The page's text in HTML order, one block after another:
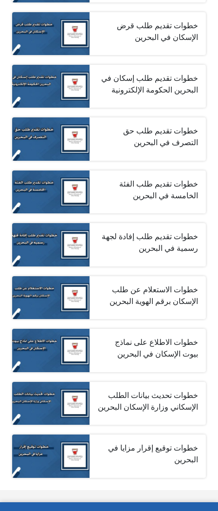
خطوات تقديم طلب قرض
الإسكان في البحرين
خطوات تقديم طلب إسكان في
البحرين الحكومة الإلكترونية
خطوات تقديم طلب حق
التصرف في البحرين
خطوات تقديم طلب الفئة
الخامسة في البحرين
خطوات تقديم طلب إفادة لجهة
رسمية في البحرين
خطوات الاستعلام عن طلب
الإسكان برقم الهوية البحرين
خطوات الاطلاع على نماذج
بيوت الإسكان في البحرين
خطوات تحديث بيانات الطلب
الإسكاني وزارة الإسكان البحرين
خطوات توقيع إقرار مزايا في
البحرين